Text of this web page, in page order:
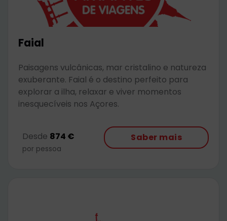
Faial
Paisagens vulcânicas, mar cristalino e natureza
exuberante. Faial é o destino perfeito para
explorar a ilha, relaxar e viver momentos
inesquecíveis nos Açores.
Desde 874 €
por pessoa
Saber mais